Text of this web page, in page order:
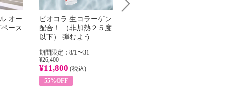
オー
ース
ビオコラ 生コラーゲン
配合！ （非加熱２５度
以下） 弾むよう...
期間限定：8/1〜31
¥26,400
¥11,800 (税込)
55%OFF